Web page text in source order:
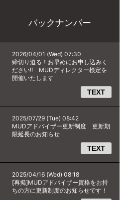
バックナンバー
2026/04/01 (Wed) 07:30
締切り迫る！お早めにお申し込みく
ださい!! MUDディレクター検定を
開催いたします
TEXT
2025/07/29 (Tue) 08:42
MUDアドバイザー更新制度 更新期
限延長のお知らせ
TEXT
2025/04/16 (Wed) 08:18
[再掲]MUDアドバイザー資格をお持
ちの方に更新制度のお知らせです！